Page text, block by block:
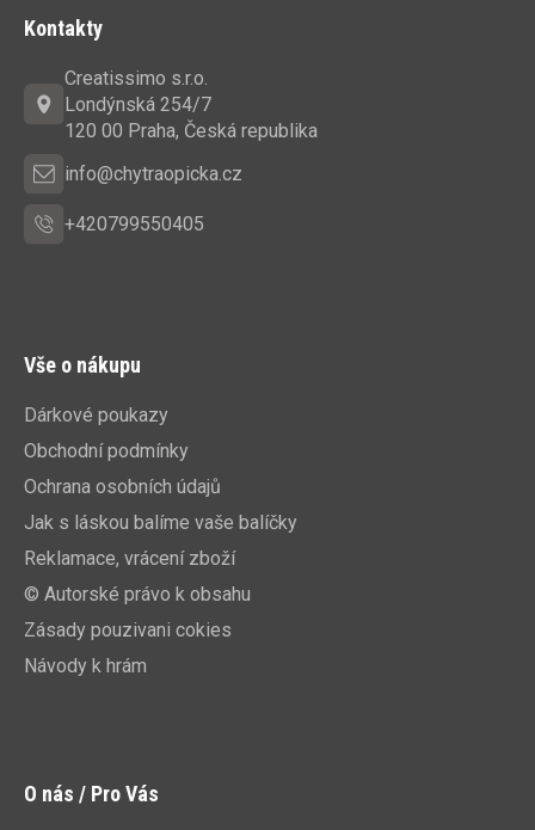
Kontakty
Creatissimo s.r.o.
Londýnská 254/7
120 00 Praha, Česká republika
info@chytraopicka.cz
+420799550405
Vše o nákupu
Dárkové poukazy
Obchodní podmínky
Ochrana osobních údajů
Jak s láskou balíme vaše balíčky
Reklamace, vrácení zboží
© Autorské právo k obsahu
Zásady pouzivani cokies
Návody k hrám
O nás / Pro Vás